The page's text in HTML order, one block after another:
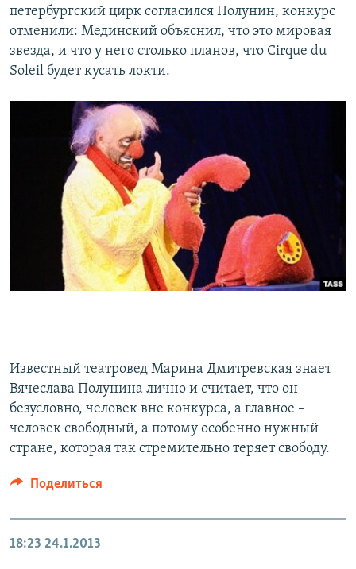
петербургский цирк согласился Полунин, конкурс
отменили: Мединский объяснил, что это мировая
звезда, и что у него столько планов, что Cirque du
Soleil будет кусать локти.
Известный театровед Марина Дмитревская знает
Вячеслава Полунина лично и считает, что он –
безусловно, человек вне конкурса, а главное –
человек свободный, а потому особенно нужный
стране, которая так стремительно теряет свободу.
Поделиться
18:23 24.1.2013